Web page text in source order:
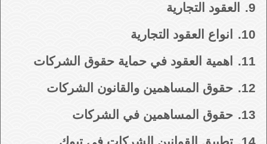
9.
العقود التجارية
10.
انواع العقود التجارية
11.
اهمية العقود في حماية حقوق الشركات
12.
حقوق المساهمين والقانون الشركات
13.
حقوق المساهمين في الشركات